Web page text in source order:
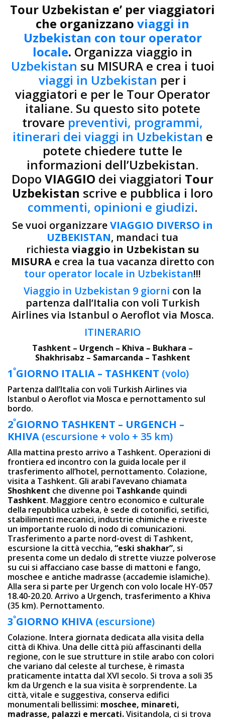
Tour Uzbekistan e’ per viaggiatori
che organizzano viaggi in
Uzbekistan con tour operator
locale. Organizza viaggio in
Uzbekistan su MISURA e crea i tuoi
viaggi in Uzbekistan per i
viaggiatori e per le Tour Operator
italiane. Su questo sito potete
trovare preventivi, programmi,
itinerari dei viaggi in Uzbekistan e
potete chiedere tutte le
informazioni dell’Uzbekistan.
Dopo VIAGGIO dei viaggiatori Tour
Uzbekistan scrive e pubblica i loro
commenti, opinioni e giudizi.
Se vuoi organizzareVIAGGIO DIVERSO in
UZBEKISTAN, mandaci tua
richiesta viaggio in Uzbekistan su
MISURA e crea la tua vacanza diretto con
tour operator locale in Uzbekistan!!!
Viaggio in Uzbekistan 9 giorni con la
partenza dall’Italia con voli Turkish
Airlines via Istanbul o Aeroflot via Mosca.
ITINERARIO
Tashkent – Urgench – Khiva – Bukhara –
Shakhrisabz – Samarcanda – Tashkent
1ºGIORNO ITALIA – TASHKENT (volo)
Partenza dall’Italia con voli Turkish Airlines via
Istanbul o Aeroflot via Mosca e pernottamento sul
bordo.
2ºGIORNO TASHKENT – URGENCH –
KHIVA (escursione + volo + 35 km)
Alla mattina presto arrivo a Tashkent. Operazioni di
frontiera ed incontro con la guida locale per il
trasferimento all’hotel, pernottamento. Colazione,
visita a Tashkent. Gli arabi l’avevano chiamata
Shoshkent che divenne poi Tashkande quindi
Tashkent. Maggiore centro economico e culturale
della repubblica uzbeka, è sede di cotonifici, setifici,
stabilimenti meccanici, industrie chimiche e riveste
un importante ruolo di nodo di comunicazioni.
Trasferimento a parte nord-ovest di Tashkent,
escursione la città vecchia,“eski shakhar”, si
presenta come un dedalo di strette viuzze polverose
su cui si affacciano case basse di mattoni e fango,
moschee e antiche madrasse (accademie islamiche).
Alla sera si parte per Urgench con volo locale HY-057
18.40-20.20. Arrivo a Urgench, trasferimento a Khiva
(35 km). Pernottamento.
3ºGIORNO KHIVA (escursione)
Colazione. Intera giornata dedicata alla visita della
città di Khiva. Una delle città più affascinanti della
regione, con le sue strutture in stile arabo con colori
che variano dal celeste al turchese, è rimasta
praticamente intatta dal XVI secolo. Si trova a soli 35
km da Urgench e la sua visita è sorprendente. La
città, vitale e suggestiva, conserva edifici
monumentali bellissimi: moschee, minareti,
madrasse, palazzi e mercati.Visitandola, ci si trova